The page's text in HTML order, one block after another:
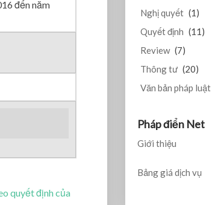
đến năm
quyết định của
Nghị quyết (1)
Quyết định (11)
Review (7)
Thông tư (20)
Văn bản pháp luật
Pháp điển Net
Giới thiệu
Bảng giá dịch vụ